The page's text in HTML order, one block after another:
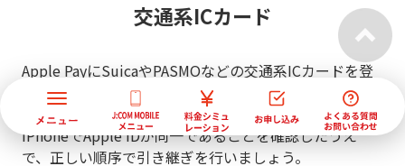
交通系ICカード
Apple PayにSuicaやPASMOなどの交通系ICカードを登
録している場合、データ移行の手順を間違えるとチャー
ジ残高を引き継げないリスクがあります。新旧の
iPhoneでApple IDが同一であることを確認したうえ
で、正しい順序で引き継ぎを行いましょう。